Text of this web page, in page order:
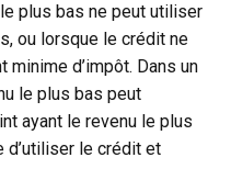
plus bas ne peut utiliser
ou lorsque le crédit ne
minime d’impôt. Dans un
le plus bas peut
ayant le revenu le plus
d’utiliser le crédit et